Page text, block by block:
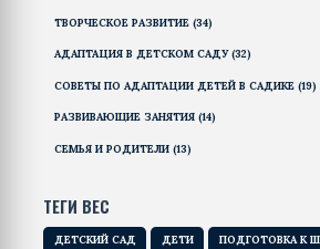
ТВОРЧЕСКОЕ РАЗВИТИЕ (34)
АДАПТАЦИЯ В ДЕТСКОМ САДУ(32)
СОВЕТЫ ПО АДАПТАЦИИ ДЕТЕЙ В САДИКЕ (19)
РАЗВИВАЮЩИЕ ЗАНЯТИЯ (14)
СЕМЬЯ И РОДИТЕЛИ (13)
ТЕГИ ВЕС
ДЕТСКИЙ САД ДЕТИ ПОДГОТОВКА К